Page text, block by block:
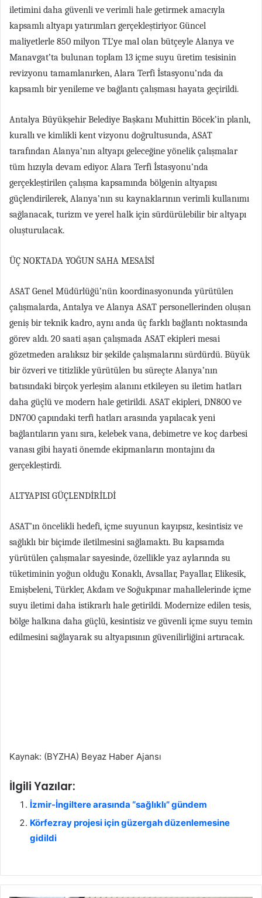
iletimini daha güvenli ve verimli hale getirmek amacıyla
kapsamlı altyapı yatırımları gerçekleştiriyor. Güncel
maliyetlerle 850 milyon TL’ye mal olan bütçeyle Alanya ve
Manavgat’ta bulunan toplam 13 içme suyu üretim tesisinin
revizyonu tamamlanırken, Alara Terfi İstasyonu’nda da
kapsamlı bir yenileme ve bağlantı çalışması hayata geçirildi.
Antalya Büyükşehir Belediye Başkanı Muhittin Böcek’in planlı,
kurallı ve kimlikli kent vizyonu doğrultusunda, ASAT
tarafından Alanya’nın altyapı geleceğine yönelik çalışmalar
tüm hızıyla devam ediyor. Alara Terfi İstasyonu’nda
gerçekleştirilen çalışma kapsamında bölgenin altyapısı
güçlendirilerek, Alanya’nın su kaynaklarının verimli kullanımı
sağlanacak, turizm ve yerel halk için sürdürülebilir bir altyapı
oluşturulacak.
ÜÇ NOKTADA YOĞUN SAHA MESAİSİ
ASAT Genel Müdürlüğü’nün koordinasyonunda yürütülen
çalışmalarda, Antalya ve Alanya ASAT personellerinden oluşan
geniş bir teknik kadro, aynı anda üç farklı bağlantı noktasında
görev aldı. 20 saati aşan çalışmada ASAT ekipleri mesai
gözetmeden aralıksız bir şekilde çalışmalarını sürdürdü. Büyük
bir özveri ve titizlikle yürütülen bu süreçte Alanya’nın
batısındaki birçok yerleşim alanını etkileyen su iletim hatları
daha güçlü ve modern hale getirildi. ASAT ekipleri, DN800 ve
DN700 çapındaki terfi hatları arasında yapılacak yeni
bağlantıların yanı sıra, kelebek vana, debimetre ve koç darbesi
vanası gibi hayati önemde ekipmanların montajını da
gerçekleştirdi.
ALTYAPISI GÜÇLENDİRİLDİ
ASAT’ın öncelikli hedefi, içme suyunun kayıpsız, kesintisiz ve
sağlıklı bir biçimde iletilmesini sağlamaktı. Bu kapsamda
yürütülen çalışmalar sayesinde, özellikle yaz aylarında su
tüketiminin yoğun olduğu Konaklı, Avsallar, Payallar, Elikesik,
Emişbeleni, Türkler, Akdam ve Soğukpınar mahallelerinde içme
suyu iletimi daha istikrarlı hale getirildi. Modernize edilen tesis,
bölge halkına daha güçlü, kesintisiz ve güvenli içme suyu temin
edilmesini sağlayarak su altyapısının güvenilirliğini artıracak.
Kaynak: (BYZHA) Beyaz Haber Ajansı
İlgili Yazılar:
İzmir-İngiltere arasında “sağlıklı” gündem
Körfezray projesi için güzergah düzenlemesine
gidildi